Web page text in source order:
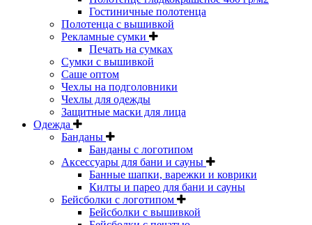
Гостиничные полотенца
Полотенца с вышивкой
Рекламные сумки
Печать на сумках
Сумки с вышивкой
Саше оптом
Чехлы на подголовники
Чехлы для одежды
Защитные маски для лица
Одежда
Банданы
Банданы с логотипом
Аксессуары для бани и сауны
Банные шапки, варежки и коврики
Килты и парео для бани и сауны
Бейсболки с логотипом
Бейсболки с вышивкой